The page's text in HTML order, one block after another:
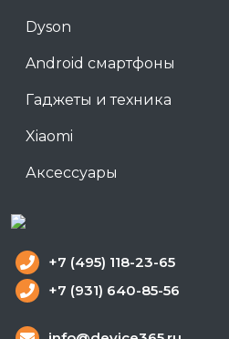
Dyson
Android смартфоны
Гаджеты и техника
Xiaomi
Аксессуары
+7 (495) 118-23-65
+7 (931) 640-85-56